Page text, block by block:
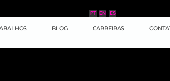
ES
EN
PT
BLOG CARREIRAS